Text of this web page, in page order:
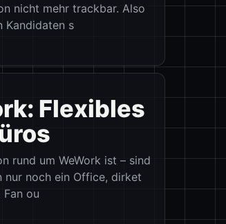
nicht mehr trackbar. Also
Kandidaten s
Flexibles
rund um WeWork ist – sind
nur noch ein Office, dirket
ou